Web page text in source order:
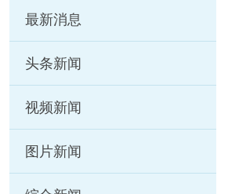
最新消息
头条新闻
视频新闻
图片新闻